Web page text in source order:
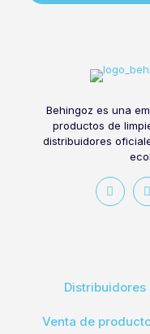
Behingoz es una
productos de
distribuidores
Venta de